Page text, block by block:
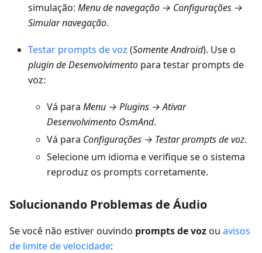
simulação: Menu de navegação → Configurações →
Simular navegação.
Testar prompts de voz (Somente Android). Use o
plugin de Desenvolvimento para testar prompts de
voz:
Vá para Menu → Plugins → Ativar
Desenvolvimento OsmAnd.
Vá para Configurações → Testar prompts de voz.
Selecione um idioma e verifique se o sistema
reproduz os prompts corretamente.
Solucionando Problemas de Áudio
Se você não estiver ouvindo prompts de vozou avisos
de limite de velocidade: